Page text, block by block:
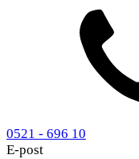
0521 - 696 10
E-post